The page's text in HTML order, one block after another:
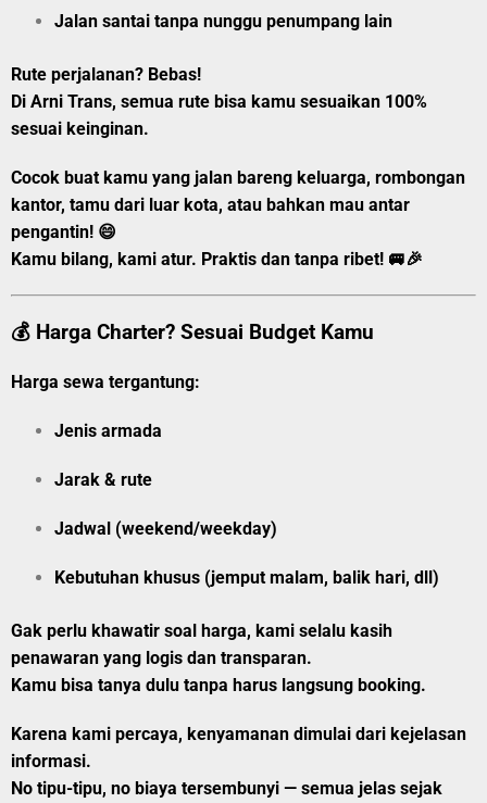
Jalan santai tanpa nunggu penumpang lain
Rute perjalanan? Bebas!
Di Arni Trans, semua rute bisa kamu sesuaikan 100%
sesuai keinginan.
Cocok buat kamu yang jalan bareng keluarga, rombongan
kantor, tamu dari luar kota, atau bahkan mau antar
pengantin! 😄
Kamu bilang, kami atur. Praktis dan tanpa ribet! 🚐🎉
💰 Harga Charter? Sesuai Budget Kamu
Harga sewa tergantung:
Jenis armada
Jarak & rute
Jadwal (weekend/weekday)
Kebutuhan khusus (jemput malam, balik hari, dll)
Gak perlu khawatir soal harga, kami selalu kasih
penawaran yang logis dan transparan.
Kamu bisa tanya dulu tanpa harus langsung booking.
Karena kami percaya, kenyamanan dimulai dari kejelasan
informasi.
No tipu-tipu, no biaya tersembunyi — semua jelas sejak